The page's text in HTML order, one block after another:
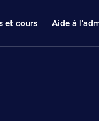
et cours Aide à